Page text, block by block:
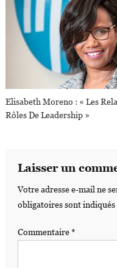
Elisabeth Moreno : « Les
Rôles De Leadership »
Laisser un
Votre adresse e-mail ne
obligatoires sont indiqués
Commentaire*